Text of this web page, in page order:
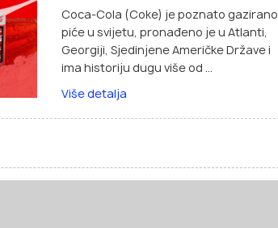
Coca-Cola (Coke) je poznato gazirano
piće u svijetu, pronađeno je u Atlanti,
Georgiji, Sjedinjene Američke Države i
ima historiju dugu više od ...
Više detalja